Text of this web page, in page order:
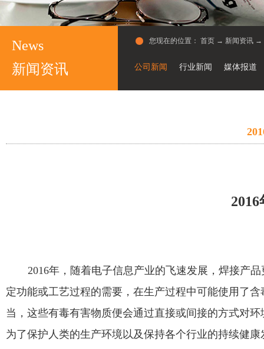
新闻资讯
News
公司新闻 行业新闻 媒体报道
您现在的位置： 首页 → 新闻资讯 →
2016
2016年， 随着电子信息产业的飞速发展，焊接产
定功能或工艺过程的需要，在生产过程中可能使用了
当，这些有毒有害物质便会通过直接或间接的方式对
为了保护人类的生产环境以及保持各个行业的持续健